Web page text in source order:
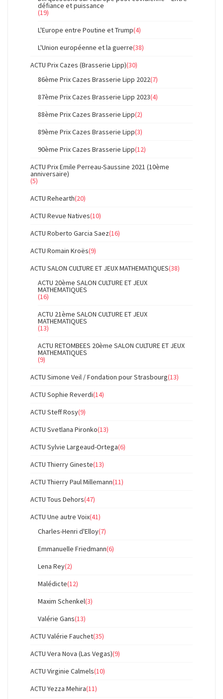
défiance et puissance
(19)
L'Europe entre Poutine et Trump(4)
L'Union européenne et la guerre(38)
ACTU Prix Cazes (Brasserie Lipp)(30)
86ème Prix Cazes Brasserie Lipp 2022(7)
87ème Prix Cazes Brasserie Lipp 2023(4)
88ème Prix Cazes Brasserie Lipp(2)
89ème Prix Cazes Brasserie Lipp(3)
90ème Prix Cazes Brasserie Lipp(12)
ACTU Prix Emile Perreau-Saussine 2021 (10ème
anniversaire)
(5)
ACTU Rehearth(20)
ACTU Revue Natives(10)
ACTU Roberto Garcia Saez(16)
ACTU Romain Kroës(9)
ACTU SALON CULTURE ET JEUX MATHEMATIQUES(38)
ACTU 20ème SALON CULTURE ET JEUX
MATHEMATIQUES
(16)
ACTU 21ème SALON CULTURE ET JEUX
MATHEMATIQUES
(13)
ACTU RETOMBEES 20ème SALON CULTURE ET JEUX
MATHEMATIQUES
(9)
ACTU Simone Veil / Fondation pour Strasbourg(13)
ACTU Sophie Reverdi(14)
ACTU Steff Rosy(9)
ACTU Svetlana Pironko(13)
ACTU Sylvie Largeaud-Ortega(6)
ACTU Thierry Gineste(13)
ACTU Thierry Paul Millemann(11)
ACTU Tous Dehors(47)
ACTU Une autre Voix(41)
Charles-Henri d'Elloy(7)
Emmanuelle Friedmann(6)
Lena Rey(2)
Malédicte(12)
Maxim Schenkel(3)
Valérie Gans(13)
ACTU Valérie Fauchet(35)
ACTU Vera Nova (Las Vegas)(9)
ACTU Virginie Calmels(10)
ACTU Yezza Mehira(11)